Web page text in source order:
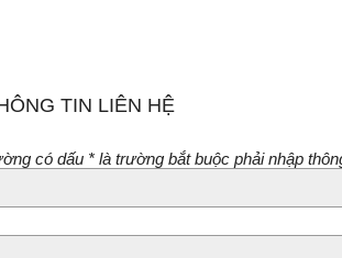
TIN LIÊN HỆ
có dấu * là trường bắt buộc phải nhập